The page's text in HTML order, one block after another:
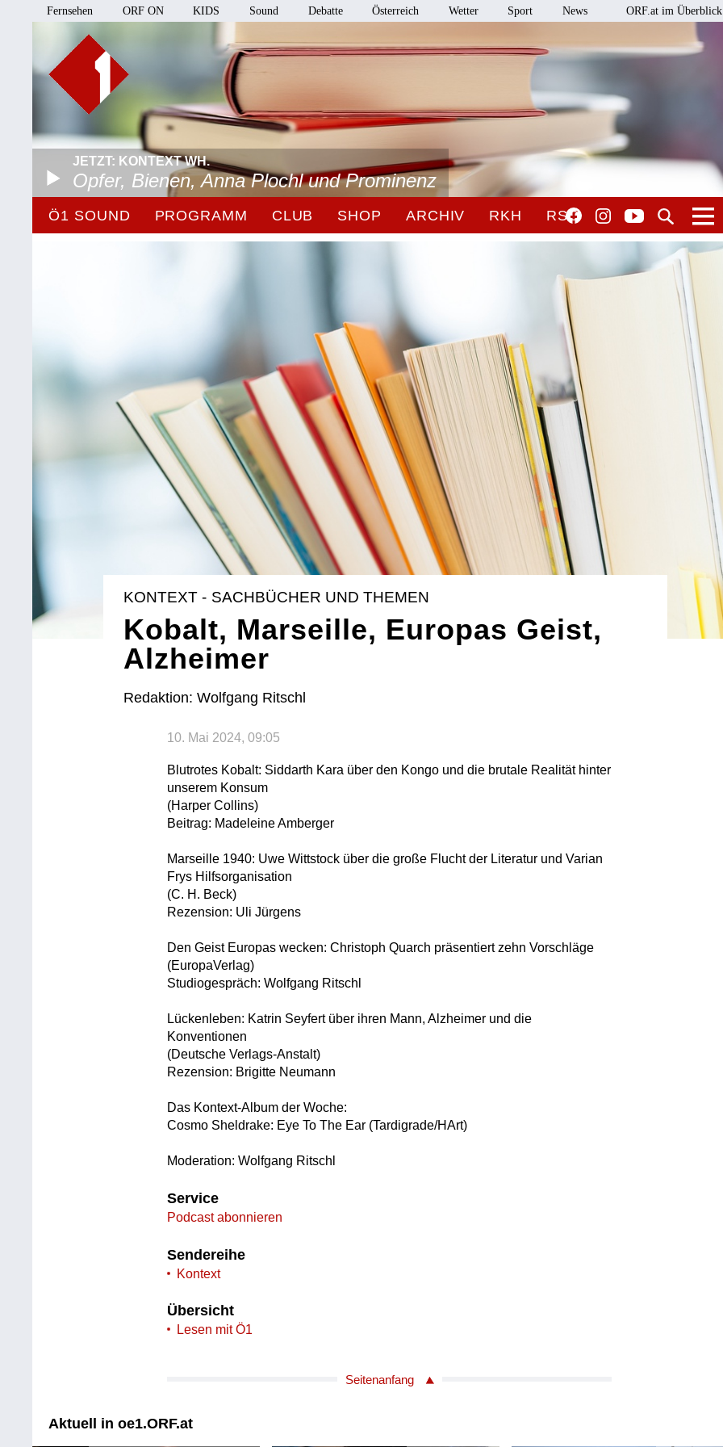
Fernsehen ORF ON KIDS Sound Debatte Österreich Wetter Sport News ORF.at im Überblick
JETZT: KONTEXT WH.
Opfer, Bienen, Anna Plochl und Prominenz
Ö1 SOUND PROGRAMM CLUB SHOP ARCHIV RKH RSO
KONTEXT - SACHBÜCHER UND THEMEN
Kobalt, Marseille, Europas Geist,
Alzheimer
Redaktion: Wolfgang Ritschl
10. Mai 2024, 09:05
Blutrotes Kobalt: Siddarth Kara über den Kongo und die brutale Realität hinter
unserem Konsum
(Harper Collins)
Beitrag: Madeleine Amberger
Marseille 1940: Uwe Wittstock über die große Flucht der Literatur und Varian
Frys Hilfsorganisation
(C. H. Beck)
Rezension: Uli Jürgens
Den Geist Europas wecken: Christoph Quarch präsentiert zehn Vorschläge
(EuropaVerlag)
Studiogespräch: Wolfgang Ritschl
Lückenleben: Katrin Seyfert über ihren Mann, Alzheimer und die
Konventionen
(Deutsche Verlags-Anstalt)
Rezension: Brigitte Neumann
Das Kontext-Album der Woche:
Cosmo Sheldrake: Eye To The Ear (Tardigrade/HArt)
Moderation: Wolfgang Ritschl
Service
Podcast abonnieren
Sendereihe
Kontext
Übersicht
Lesen mit Ö1
Seitenanfang
Aktuell in oe1.ORF.at